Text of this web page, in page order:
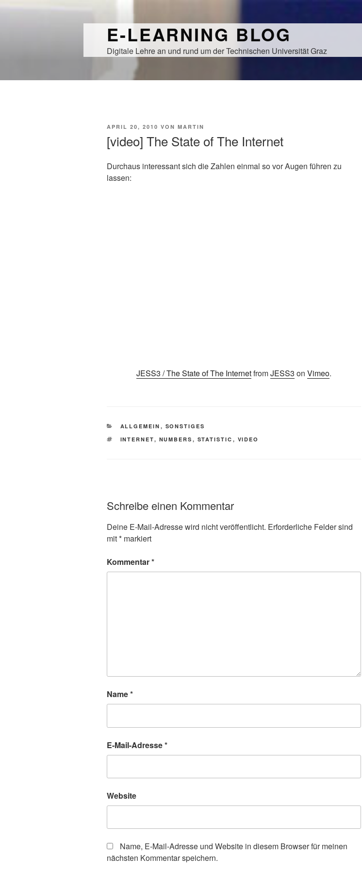
E-LEARNING BLOG
Digitale Lehre an und rund um der Technischen Universität Graz
VERÖFFENTLICHT
APRIL 20, 2010 VON MARTIN
[video] The State of The Internet
Durchaus interessant sich die Zahlen einmal so vor Augen führen zu
lassen:
JESS3 / The State of The InternetfromJESS3 onVimeo.
KATEGORIEN
ALLGEMEIN , SONSTIGES
SCHLAGWÖRTER
INTERNET, NUMBERS , STATISTIC , VIDEO
Schreibe einen Kommentar
Deine E-Mail-Adresse wird nicht veröffentlicht. Erforderliche Felder sind
mit* markiert
Kommentar*
Name*
E-Mail-Adresse*
Website
Name, E-Mail-Adresse und Website in diesem Browser für meinen
nächsten Kommentar speichern.